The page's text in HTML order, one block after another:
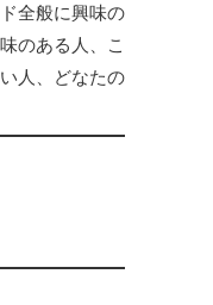
全般に興味の
のある人、こ
人、どなたの